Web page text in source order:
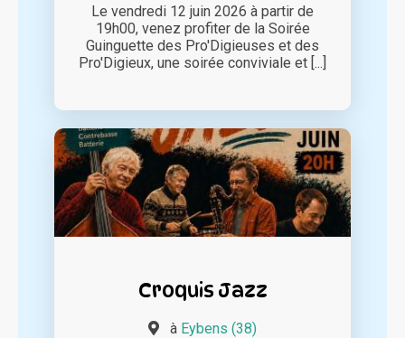
Le vendredi 12 juin 2026 à partir de
19h00, venez profiter de la Soirée
Guinguette des Pro'Digieuses et des
Pro'Digieux, une soirée conviviale et [...]
Croquis Jazz
à Eybens (38)